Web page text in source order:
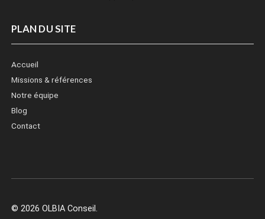
PLAN DU SITE
Accueil
Missions & références
Notre équipe
Blog
Contact
© 2026 OLBIA Conseil.